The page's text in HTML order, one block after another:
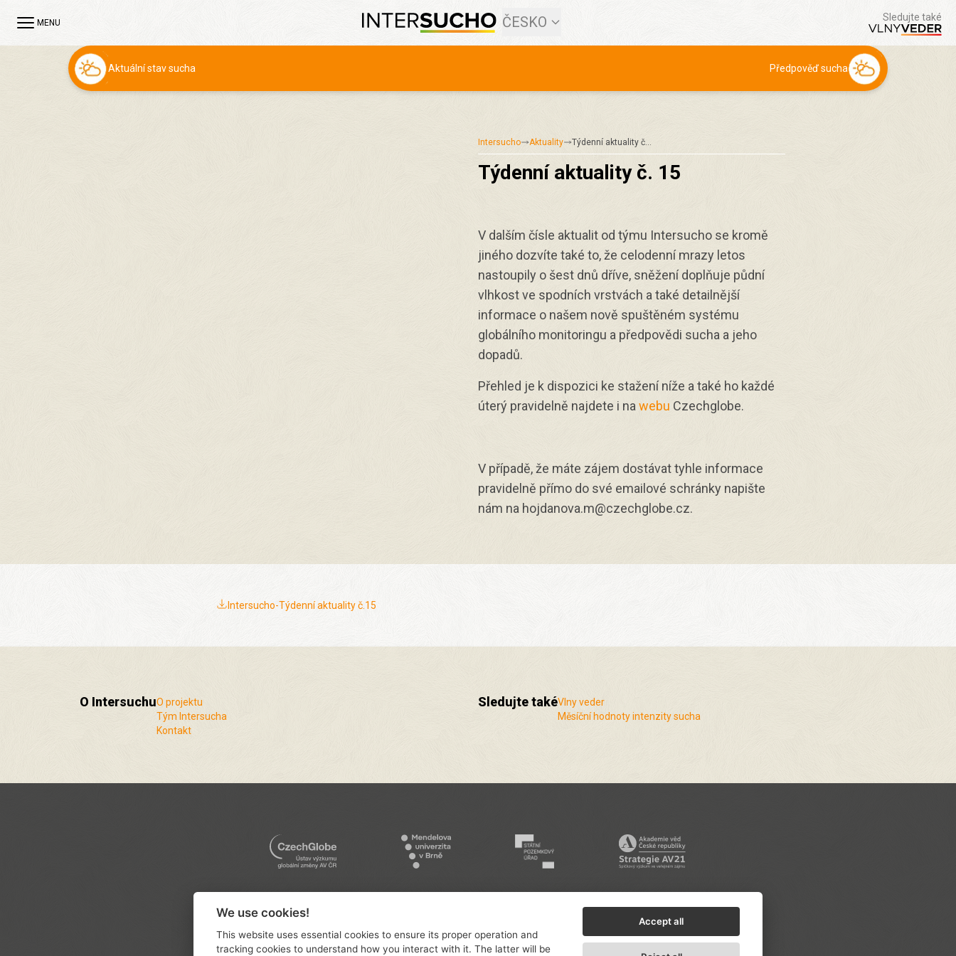
MENU ČESKO Sledujte také
Aktuální stav sucha Předpověď sucha
Intersucho Aktuality Týdenní aktuality č…
Týdenní aktuality č. 15
V dalším čísle aktualit od týmu Intersucho se kromě
jiného dozvíte také to, že celodenní mrazy letos
nastoupily o šest dnů dříve, sněžení doplňuje půdní
vlhkost ve spodních vrstvách a také detailnější
informace o našem nově spuštěném systému
globálního monitoringu a předpovědi sucha a jeho
dopadů.
Přehled je k dispozici ke stažení níže a také ho každé
úterý pravidelně najdete i na webu Czechglobe.
V případě, že máte zájem dostávat tyhle informace
pravidelně přímo do své emailové schránky napište
nám na hojdanova.m@czechglobe.cz.
Intersucho-Týdenní aktuality č.15
O IntersuchuO projektu
Tým Intersucha
Kontakt
Sledujte takéVlny veder
Měsíční hodnoty intenzity sucha
We use cookies!
This website uses essential cookies to ensure its proper operation and
tracking cookies to understand how you interact with it. The latter will be
Accept all